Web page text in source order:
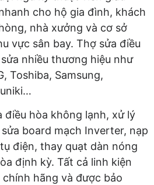
cho hộ gia đình, khách
nhà xưởng và cơ sở
vực sân bay. Thợ sửa điều
nhiều thương hiệu như
Toshiba, Samsung,
điều hòa không lạnh, xử lý
board mạch Inverter, nạp
điện, thay quạt dàn nóng
định kỳ. Tất cả linh kiện
hãng và được bảo